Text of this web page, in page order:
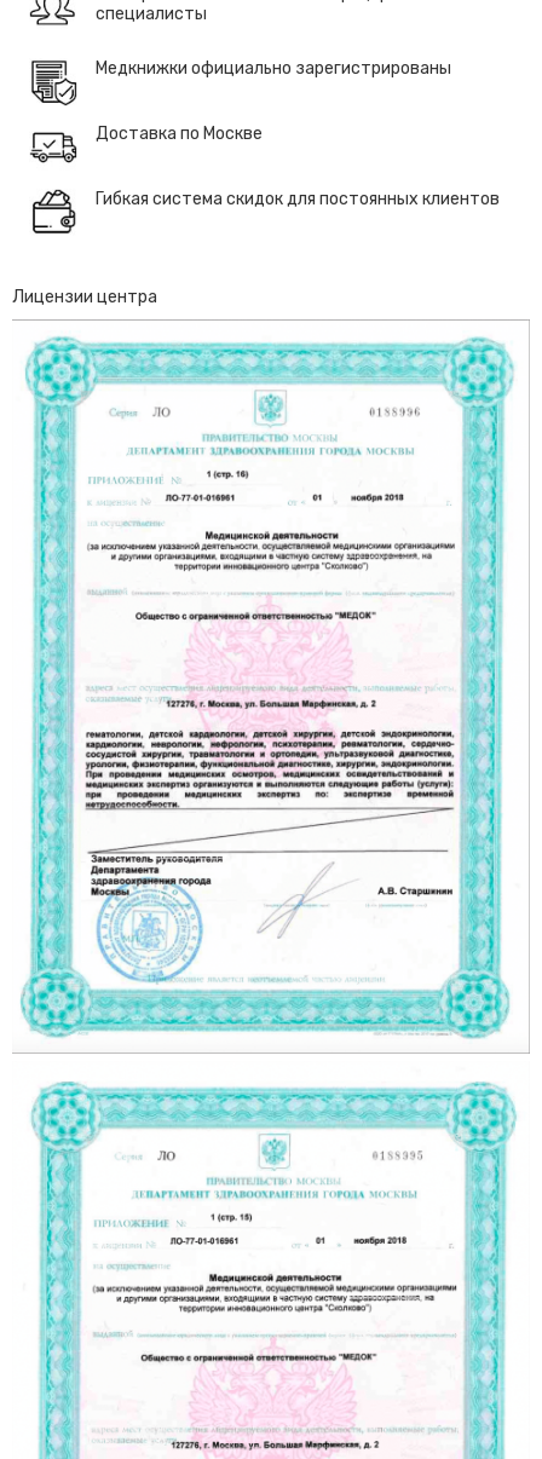
специалисты
Медкнижки официально зарегистрированы
Доставка по Москве
Гибкая система скидок для постоянных клиентов
Лицензии центра